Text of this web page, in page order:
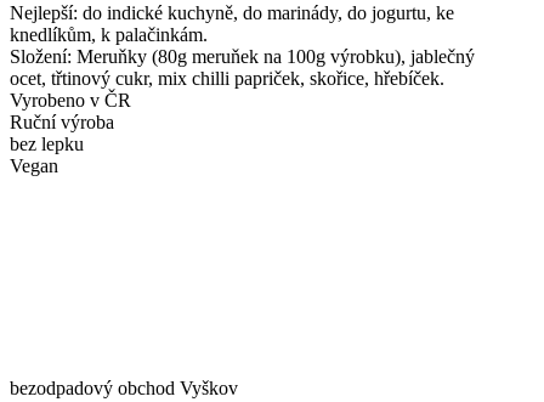
Nejlepší: do indické kuchyně, do marinády, do jogurtu, ke
knedlíkům, k palačinkám.
Složení: Meruňky (80g meruňek na 100g výrobku), jablečný
ocet, třtinový cukr, mix chilli papriček, skořice, hřebíček.
Vyrobeno v ČR
Ruční výroba
bez lepku
Vegan
bezodpadový obchod Vyškov